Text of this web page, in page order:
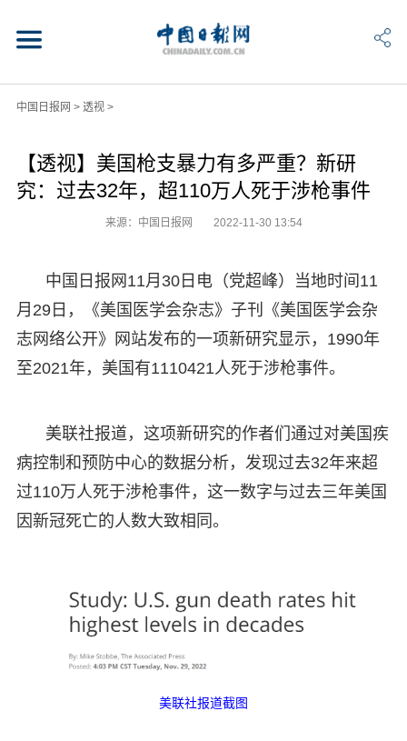
中国日报网 > 透视>
【透视】美国枪支暴力有多严重？新研
究：过去32年，超110万人死于涉枪事件
来源：中国日报网 2022-11-30 13:54
中国日报网11月30日电（党超峰）当地时间11
月29日，《美国医学会杂志》子刊《美国医学会杂
志网络公开》网站发布的一项新研究显示，1990年
至2021年，美国有1110421人死于涉枪事件。
美联社报道，这项新研究的作者们通过对美国疾
病控制和预防中心的数据分析，发现过去32年来超
过110万人死于涉枪事件，这一数字与过去三年美国
因新冠死亡的人数大致相同。
美联社报道截图